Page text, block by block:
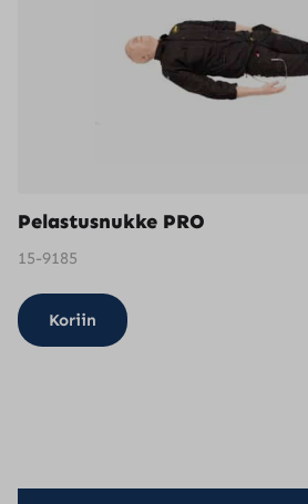
Pelastusnukke PRO
15-9185
Koriin